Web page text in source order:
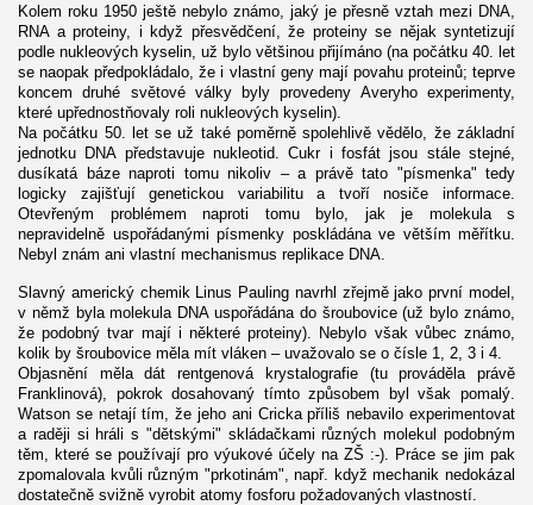
Kolem roku 1950 ještě nebylo známo, jaký je přesně vztah mezi DNA,
RNA a proteiny, i když přesvědčení, že proteiny se nějak syntetizují
podle nukleových kyselin, už bylo většinou přijímáno (na počátku 40. let
se naopak předpokládalo, že i vlastní geny mají povahu proteinů; teprve
koncem druhé světové války byly provedeny Averyho experimenty,
které upřednostňovaly roli nukleových kyselin).
Na počátku 50. let se už také poměrně spolehlivě vědělo, že základní
jednotku DNA představuje nukleotid. Cukr i fosfát jsou stále stejné,
dusíkatá báze naproti tomu nikoliv – a právě tato "písmenka" tedy
logicky zajišťují genetickou variabilitu a tvoří nosiče informace.
Otevřeným problémem naproti tomu bylo, jak je molekula s
nepravidelně uspořádanými písmenky poskládána ve větším měřítku.
Nebyl znám ani vlastní mechanismus replikace DNA.
Slavný americký chemik Linus Pauling navrhl zřejmě jako první model,
v němž byla molekula DNA uspořádána do šroubovice (už bylo známo,
že podobný tvar mají i některé proteiny). Nebylo však vůbec známo,
kolik by šroubovice měla mít vláken – uvažovalo se o čísle 1, 2, 3 i 4.
Objasnění měla dát rentgenová krystalografie (tu prováděla právě
Franklinová), pokrok dosahovaný tímto způsobem byl však pomalý.
Watson se netají tím, že jeho ani Cricka příliš nebavilo experimentovat
a raději si hráli s "dětskými" skládačkami různých molekul podobným
těm, které se používají pro výukové účely na ZŠ :-). Práce se jim pak
zpomalovala kvůli různým "prkotinám", např. když mechanik nedokázal
dostatečně svižně vyrobit atomy fosforu požadovaných vlastností.